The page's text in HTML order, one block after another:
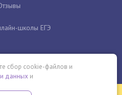
школы ЕГЭ
сбор cookie-файлов и
данных и